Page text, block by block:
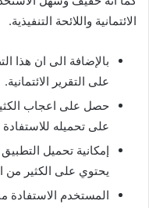
الائتمانية واللائحة التنفيذية.
بالإضافة الى ان هذا
على التقرير الائتمانية.
حصل على اعجاب
على تحميله
إمكانية تحميل
يحتوي على الكثير من
المستخدم الاستفادة